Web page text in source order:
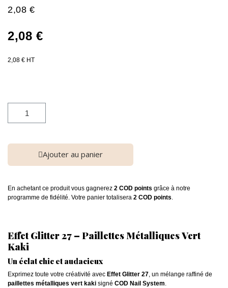
2,08 €
2,08 €
2,08 € HT
Ajouter au panier
En achetant ce produit vous gagnerez 2 COD points grâce à notre
programme de fidélité. Votre panier totalisera 2 COD points.
Effet Glitter 27 – Paillettes Métalliques Vert
Kaki
Un éclat chic et audacieux
Exprimez toute votre créativité avec Effet Glitter 27, un mélange raffiné de
paillettes métalliques vert kaki signé COD Nail System.